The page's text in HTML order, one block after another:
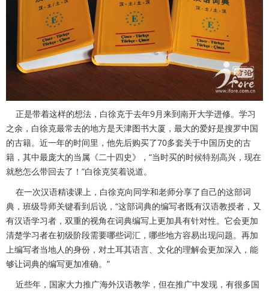
正是带着这样的想法，白徐克于去年9月来到南开大学进修。学习
之余，白徐克最常去的地方是天津图书大厦，最大的爱好是搜罗中国
的古籍。近一年的时间里，他先后购买了70多套关于中国历史的古
籍，其中最庞大的当属《二十四史》，“当时买的时候特别高兴，现在
就愁怎么带回去了！”白徐克笑着说道。
在一次汉语精读课上，白徐克向同学和老师分享了自己的这部词
典，班级导师关键看到后说，“这部词典的编写者既有汉语教授者，又
有汉语学习者，双重的视角在词典编写上更加具有针对性。它会更加
清楚学习者在初级阶段需要哪些词汇，哪些地方容易出现问题。再加
上编写者当地人的身份，对土耳其语言、文化的理解会更加深入，能
够让词典的编写更加准确。”
近些年，国家大力推广海外汉语教学，但在推广中发现，有很多国